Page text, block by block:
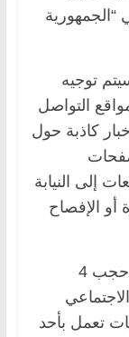
توجيه
مواقع التواصل
كاذبة حول
إلى النيابة
أو الإفصاح
وفي نهاية شهر مارس، قرر المجلس حجب 4
تعمل بأحد